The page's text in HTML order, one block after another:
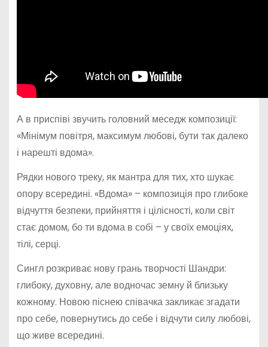
А в приспіві звучить головний меседж композиції:
«Мінімум повітря, максимум любові, бути так далеко
і нарешті вдома».
Рядки нового треку, як мантра для тих, хто шукає
опору всередині. «Вдома» – композиція про глибоке
відчуття безпеки, прийняття і цілісності, коли світ
стає домом, бо ти вдома в собі – у своїх емоціях,
тілі, серці.
Сингл розкриває нову грань творчості Шандри:
глибоку, духовну, але водночас земну й близьку
кожному. Новою піснею співачка закликає згадати
про себе, повернутись до себе і відчути силу любові,
що живе всередині.